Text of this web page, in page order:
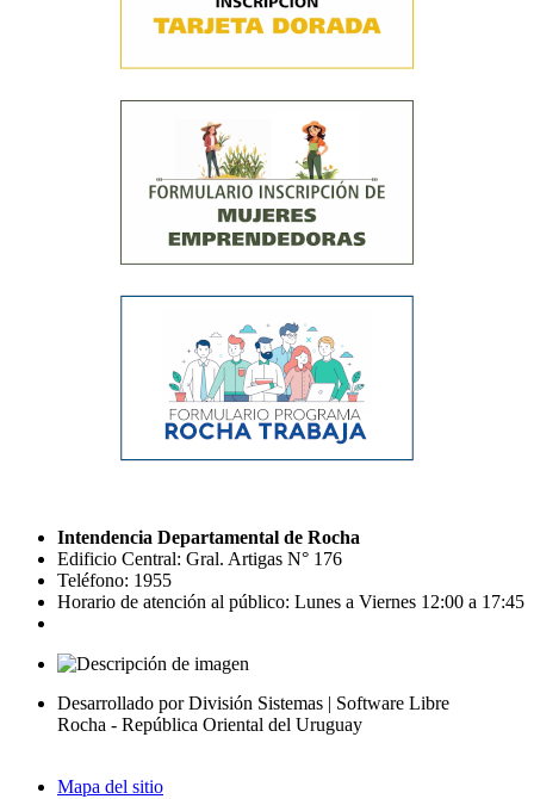
Intendencia Departamental de Rocha
Edificio Central: Gral. Artigas N° 176
Teléfono: 1955
Horario de atención al público: Lunes a Viernes 12:00 a 17:45
Desarrollado por División Sistemas | Software Libre
Rocha - República Oriental del Uruguay
Mapa del sitio